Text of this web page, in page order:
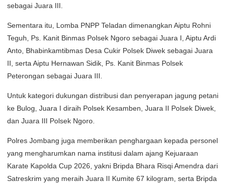
sebagai Juara III.
Sementara itu, Lomba PNPP Teladan dimenangkan Aiptu Rohni
Teguh, Ps. Kanit Binmas Polsek Ngoro sebagai Juara I, Aiptu Ardi
Anto, Bhabinkamtibmas Desa Cukir Polsek Diwek sebagai Juara
II, serta Aiptu Hernawan Sidik, Ps. Kanit Binmas Polsek
Peterongan sebagai Juara III.
Untuk kategori dukungan distribusi dan penyerapan jagung petani
ke Bulog, Juara I diraih Polsek Kesamben, Juara II Polsek Diwek,
dan Juara III Polsek Ngoro.
Polres Jombang juga memberikan penghargaan kepada personel
yang mengharumkan nama institusi dalam ajang Kejuaraan
Karate Kapolda Cup 2026, yakni Bripda Bhara Risqi Amendra dari
Satreskrim yang meraih Juara II Kumite 67 kilogram, serta Bripda